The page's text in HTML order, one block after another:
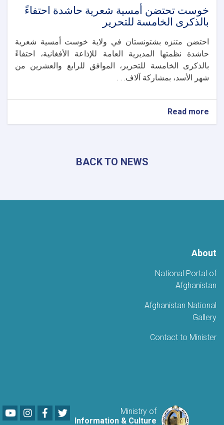
خوست تحتضن أمسية شعرية حاشدة احتفاءً
بالذكرى الخامسة للتحرير
احتضن متنزه بشتونستان في ولاية خوست أمسية شعرية
حاشدة نظمتها المديرية العامة للإذاعة الأفغانية، احتفاءً
بالذكرى الخامسة للتحرير، الموافق للرابع والعشرين من
شهر الأسد، بمشاركة آلاف. . .
Read more
خوست
حاشدة
للتحرير
BACK TO NEWS
About
National Portal of
Afghanistan
Afghanistan National
Gallery
Contact to Minister
Ministry of
Information & Culture
YoutubeLinkedIn
Facebook